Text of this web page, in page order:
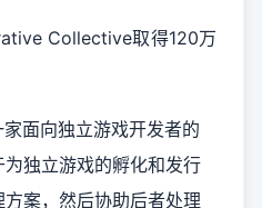
Collective取得120万
面向独立游戏开发者的
独立游戏的孵化和发行
案，然后协助后者处理